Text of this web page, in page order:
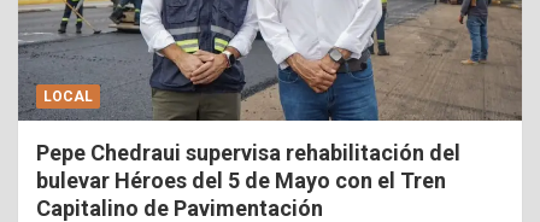
LOCAL
Pepe Chedraui supervisa rehabilitación del
bulevar Héroes del 5 de Mayo con el Tren
Capitalino de Pavimentación